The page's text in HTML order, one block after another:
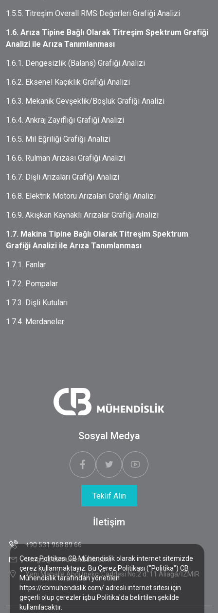
1.5.5. Titreşim Overall RMS Değerleri Grafiği Analizi
1.6. Arıza Tipine Bağlı Olarak Titreşim Spektrum Grafiği
Analizi ile Arıza Tanımlanması
1.6.1. Dengesizlik (Balans) Grafiği Analizi
1.6.2. Eksenel Kaçıklık Grafiği Analizi
1.6.3. Mekanik Gevşeklik/Boşluk Grafiği Analizi
1.6.4. Ankraj Zayıflığı Grafiği Analizi
1.6.5. Mil Eğriliği Grafiği Analizi
1.6.6. Rulman Arızası Grafiği Analizi
1.6.7. Dişli Arızaları Grafiği Analizi
1.6.8. Elektrik Motoru Arızaları Grafiği Analizi
1.6.9. Akışkan Kaynaklı Arızalar Grafiği Analizi
1.7. Makina Tipine Bağlı Olarak Titreşim Spektrum
Grafiği Analizi ile Arıza Tanımlanması
1.7.1. Fanlar
1.7.2. Pompalar
1.7.3. Dişli Kutuları
1.7.4. Merdaneler
Sosyal Medya
Teklif Alın
İletişim
+90 531 968 89 66
cengiz@cbmuhendislik.com
Yeni Mahalle Abdi İpekçi Caddesi No:2 d: 11 Aliağa/İZMİR
Çerez Politikası CB Mühendislik olarak internet sitemizde
çerez kullanmaktayız. Bu Çerez Politikası ("Politika") CB
Mühendislik tarafından yönetilen
https://cbmuhendislik.com/ adresli internet sitesi için
geçerli olup çerezler işbu Politika'da belirtilen şekilde
kullanılacaktır.